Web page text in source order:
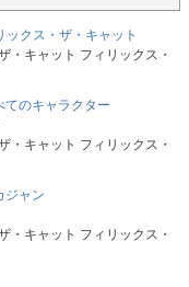
ックス・ザ・キャット
・キャット フィリックス・
てのキャラクター
・キャット フィリックス・
ジャン
・キャット フィリックス・